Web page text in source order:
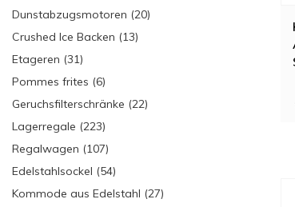
Dunstabzugsmotoren (20)
Crushed Ice Backen (13)
Etageren (31)
Pommes frites (6)
Geruchsfilterschränke (22)
Lagerregale (223)
Regalwagen (107)
Edelstahlsockel (54)
Kommode aus Edelstahl (27)